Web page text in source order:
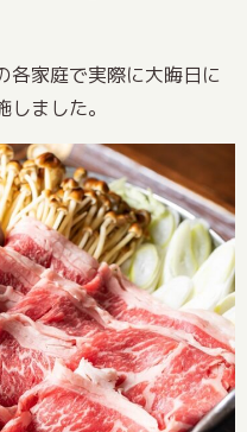
各家庭で実際に大晦日に
ました。